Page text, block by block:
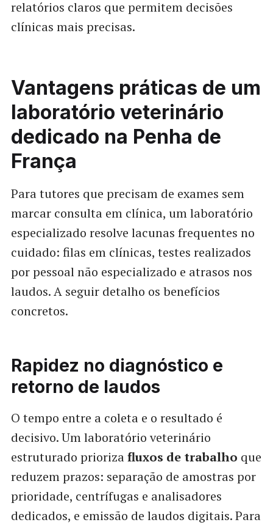
relatórios claros que permitem decisões
clínicas mais precisas.
Vantagens práticas de um
laboratório veterinário
dedicado na Penha de
França
Para tutores que precisam de exames sem
marcar consulta em clínica, um laboratório
especializado resolve lacunas frequentes no
cuidado: filas em clínicas, testes realizados
por pessoal não especializado e atrasos nos
laudos. A seguir detalho os benefícios
concretos.
Rapidez no diagnóstico e
retorno de laudos
O tempo entre a coleta e o resultado é
decisivo. Um laboratório veterinário
estruturado priorizafluxos de trabalho que
reduzem prazos: separação de amostras por
prioridade, centrífugas e analisadores
dedicados, e emissão de laudos digitais. Para